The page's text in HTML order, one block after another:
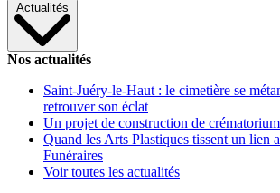
Actualités
Nos actualités
Saint-Juéry-le-Haut : le cimetière se
retrouver son éclat
Un projet de construction de
Quand les Arts Plastiques tissent un lien
Funéraires
Voir toutes les actualités